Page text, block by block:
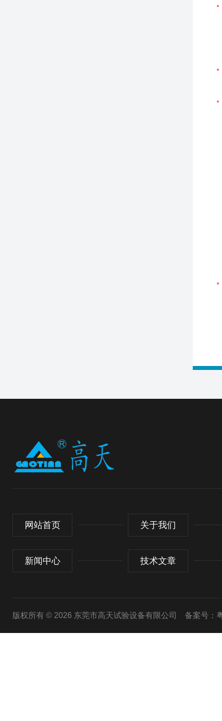
网站首页 关于我们
新闻中心 技术文章
版权所有 © 2026 东莞市高天试验设备有限公司 备案号：